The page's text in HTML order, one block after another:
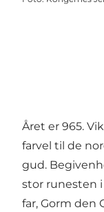
Året er 965.
farvel til de
gud.
stor runesten
far, Gorm den